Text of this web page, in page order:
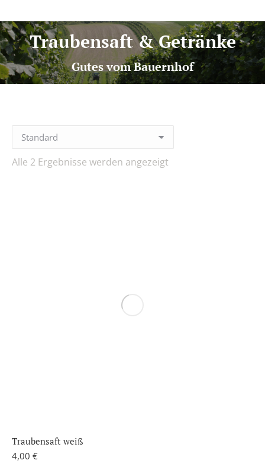
Traubensaft & Getränke
Gutes vom Bauernhof
Alle 2 Ergebnisse werden angezeigt
Traubensaft weiß
4,00 €